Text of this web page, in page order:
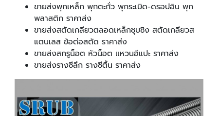
ขายส่งพุกเหล็ก พุกตะกั่ว พุกระเบิด-ดรอปอิน พุก
พลาสติก ราคาส่ง
ขายส่งสตัดเกลียวตลอดเหล็กชุบซิง สตัดเกลียวส
แตนเลส ข้อต่อสตัด ราคาส่ง
ขายส่งสกรูน็อต หัวน็อต แหวนอีแปะ ราคาส่ง
ขายส่งรางซีลึก รางซีตื้น ราคาส่ง